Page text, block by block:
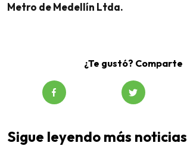
Metro de Medellín Ltda.
¿Te gustó? Comparte
Sigue leyendo más noticias